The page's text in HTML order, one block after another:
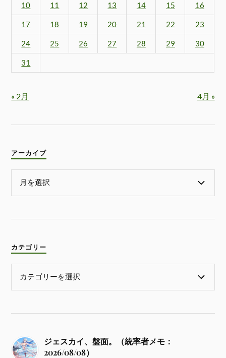
10 11 12 13 14 15 16
17 18 19 20 21 22 23
24 25 26 27 28 29 30
31
« 2月 4月 »
アーカイブ
カテゴリー
ジェスカイ、盤面。（統率者メモ：
2026/08/08）